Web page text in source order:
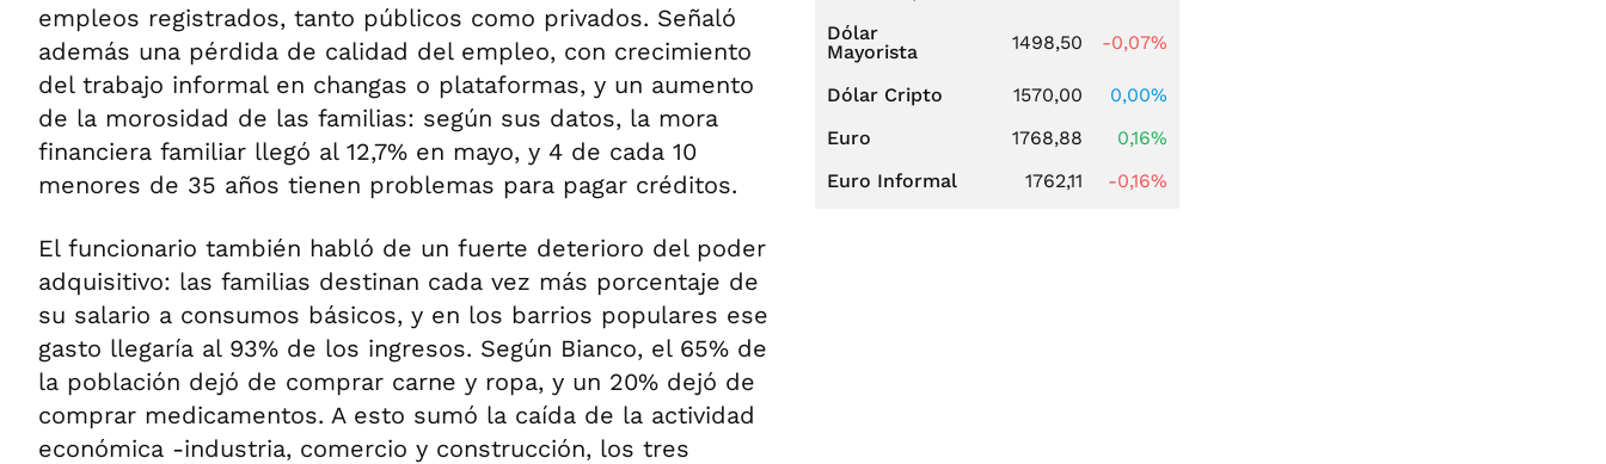
empleos registrados, tanto públicos como privados. Señaló
además una pérdida de calidad del empleo, con crecimiento
del trabajo informal en changas o plataformas, y un aumento
de la morosidad de las familias: según sus datos, la mora
financiera familiar llegó al 12,7% en mayo, y 4 de cada 10
menores de 35 años tienen problemas para pagar créditos.
El funcionario también habló de un fuerte deterioro del poder
adquisitivo: las familias destinan cada vez más porcentaje de
su salario a consumos básicos, y en los barrios populares ese
gasto llegaría al 93% de los ingresos. Según Bianco, el 65% de
la población dejó de comprar carne y ropa, y un 20% dejó de
comprar medicamentos. A esto sumó la caída de la actividad
económica -industria, comercio y construcción, los tres
Dólar
Mayorista
1498,50 -0,07%
Dólar Cripto 1570,00
0,00%
Euro
1768,88
0,16%
Euro Informal
1762,11 -0,16%